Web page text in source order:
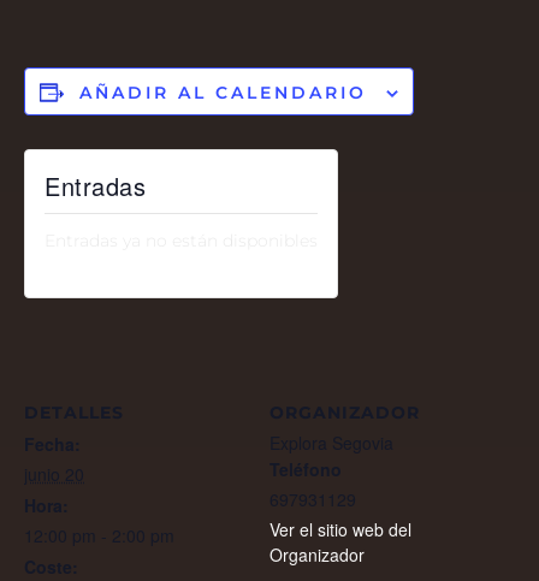
AÑADIR AL CALENDARIO
DETALLES
Fecha:
junio 20
Hora:
12:00 pm - 2:00 pm
Coste:
ORGANIZADOR
Explora Segovia
Teléfono
697931129
Ver el sitio web del
Organizador
Entradas